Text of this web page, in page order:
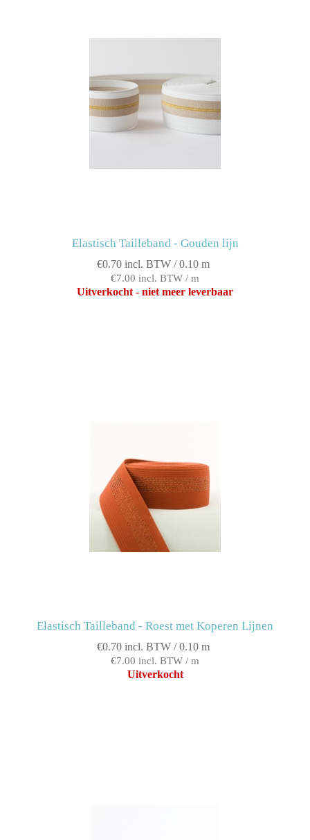
Elastisch Tailleband - Gouden lijn
€0.70 incl. BTW / 0.10 m
€7.00 incl. BTW / m
Uitverkocht - niet meer leverbaar
Elastisch Tailleband - Roest met Koperen Lijnen
€0.70 incl. BTW / 0.10 m
€7.00 incl. BTW / m
Uitverkocht